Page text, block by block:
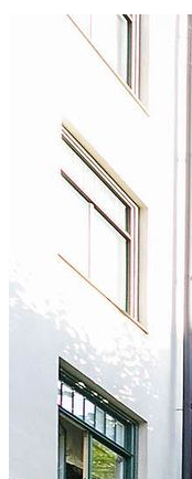
Detta är en kommande
återkommer vi med mer